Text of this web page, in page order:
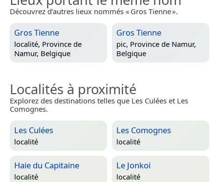
Découvrez d’autres lieux nommés « Gros Tienne ».
Gros Tienne
localité, Province de
Namur, Belgique
Gros Tienne
pic, Province de Namur,
Belgique
Localités à proximité
Explorez des destinations telles que Les Culées et Les
Comognes.
Les Culées
localité
Les Comognes
localité
Haie du Capitaine
localité
Le Jonkoi
localité